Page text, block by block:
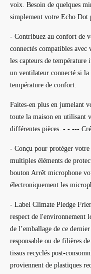
voix. Besoin de quelques
simplement votre Echo Dot
- Contribuez au confort de
connectés compatibles
les capteurs de
un ventilateur connecté si la
température de confort.
Faites-en plus en jumelant
toute la maison en utilisant
différentes pièces. - - ---
- Conçu pour protéger votre
multiples éléments de
bouton Arrêt microphone
électroniquement les
- Label Climate Pledge
respect de l'environnement
de l’emballage de ce
responsable ou de filières
tissus recyclés post-
proviennent de plastiques